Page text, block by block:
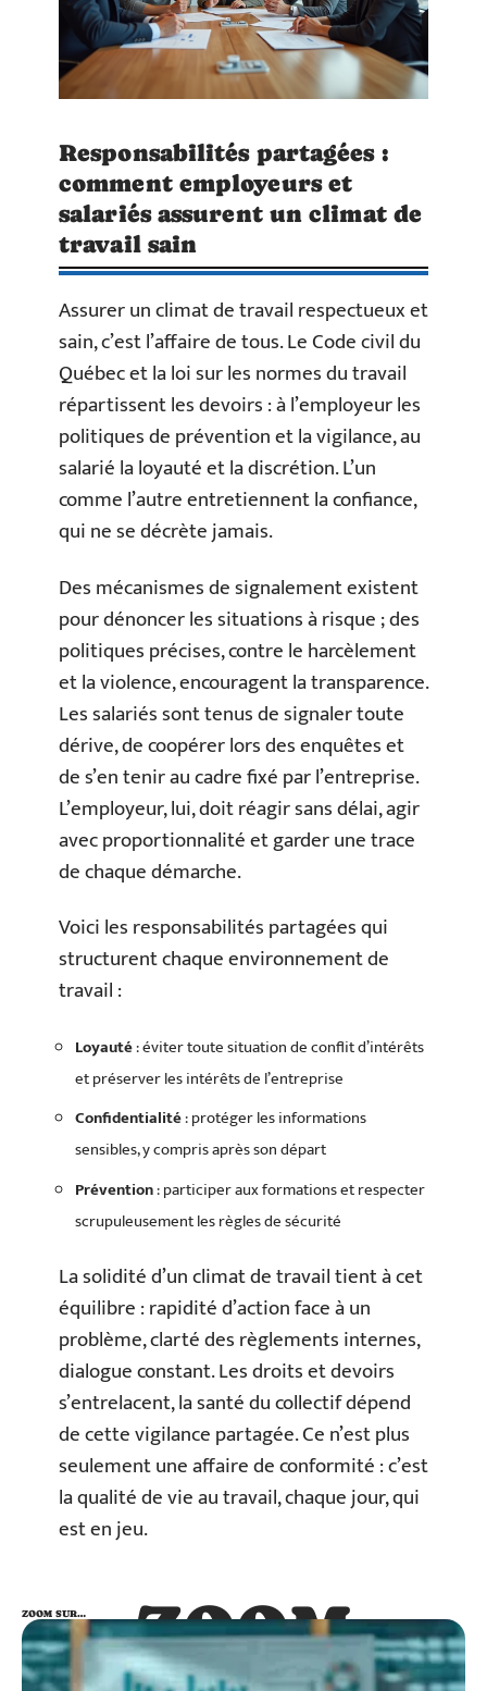
Responsabilités partagées :
comment employeurs et
salariés assurent un climat de
travail sain
Assurer un climat de travail respectueux et
sain, c’est l’affaire de tous. Le Code civil du
Québec et la loi sur les normes du travail
répartissent les devoirs : à l’employeur les
politiques de prévention et la vigilance, au
salarié la loyauté et la discrétion. L’un
comme l’autre entretiennent la confiance,
qui ne se décrète jamais.
Des mécanismes de signalement existent
pour dénoncer les situations à risque ; des
politiques précises, contre le harcèlement
et la violence, encouragent la transparence.
Les salariés sont tenus de signaler toute
dérive, de coopérer lors des enquêtes et
de s’en tenir au cadre fixé par l’entreprise.
L’employeur, lui, doit réagir sans délai, agir
avec proportionnalité et garder une trace
de chaque démarche.
Voici les responsabilités partagées qui
structurent chaque environnement de
travail :
Loyauté: éviter toute situation de conflit d’intérêts
et préserver les intérêts de l’entreprise
Confidentialité: protéger les informations
sensibles, y compris après son départ
Prévention: participer aux formations et respecter
scrupuleusement les règles de sécurité
La solidité d’un climat de travail tient à cet
équilibre : rapidité d’action face à un
problème, clarté des règlements internes,
dialogue constant. Les droits et devoirs
s’entrelacent, la santé du collectif dépend
de cette vigilance partagée. Ce n’est plus
seulement une affaire de conformité : c’est
la qualité de vie au travail, chaque jour, qui
est en jeu.
ZOOM
SUR…
ZOOM SUR…